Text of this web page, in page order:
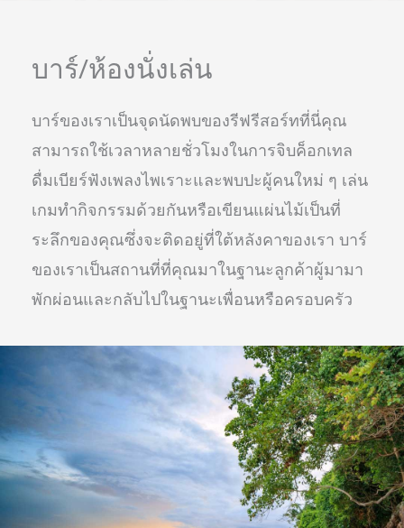
บาร์/ห้องนั่งเล่น
บาร์ของเราเป็นจุดนัดพบของรีฟรีสอร์ทที่นี่คุณ
สามารถใช้เวลาหลายชั่วโมงในการจิบค็อกเทล
ดื่มเบียร์ฟังเพลงไพเราะและพบปะผู้คนใหม่ ๆ เล่น
เกมทำกิจกรรมด้วยกันหรือเขียนแผ่นไม้เป็นที่
ระลึกของคุณซึ่งจะติดอยู่ที่ใต้หลังคาของเรา บาร์
ของเราเป็นสถานที่ที่คุณมาในฐานะลูกค้าผู้มามา
พักผ่อนและกลับไปในฐานะเพื่อนหรือครอบครัว